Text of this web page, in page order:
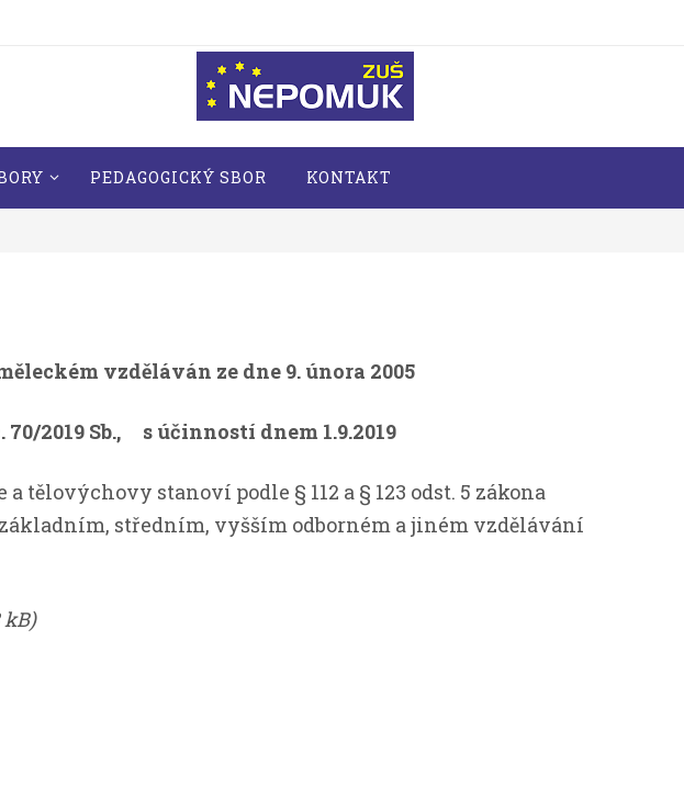
PEDAGOGICKÝ SBOR KONTAKT
vzděláván ze dne 9. února 2005
2019 Sb., s účinností dnem 1.9.2019
tělovýchovy stanoví podle § 112 a § 123 odst. 5 zákona
základním, středním, vyšším odborném a jiném vzdělávání
kB)